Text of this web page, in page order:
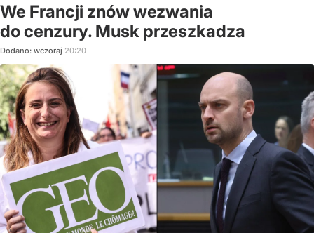
We Francji znów wezwania
do cenzury. Musk przeszkadza
Dodano: wczoraj 20:20